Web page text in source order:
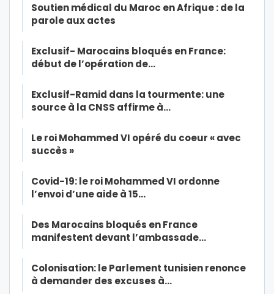
Soutien médical du Maroc en Afrique : de la
parole aux actes
Exclusif- Marocains bloqués en France:
début de l’opération de…
Exclusif-Ramid dans la tourmente: une
source à la CNSS affirme à…
Le roi Mohammed VI opéré du coeur « avec
succès »
Covid-19: le roi Mohammed VI ordonne
l’envoi d’une aide à 15…
Des Marocains bloqués en France
manifestent devant l’ambassade…
Colonisation: le Parlement tunisien renonce
à demander des excuses à…